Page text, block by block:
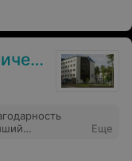
в период
Еще